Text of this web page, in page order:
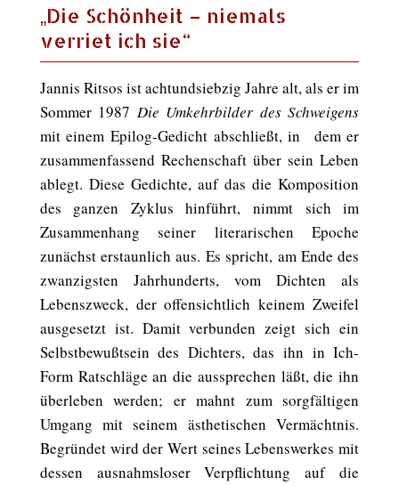
„Die Schönheit – niemals
verriet ich sie“
Jannis Ritsos ist achtundsiebzig Jahre alt, als er im
Sommer 1987 Die Umkehrbilder des Schweigens
mit einem Epilog-Gedicht abschließt, in dem er
zusammenfassend Rechenschaft über sein Leben
ablegt. Diese Gedichte, auf das die Komposition
des ganzen Zyklus hinführt, nimmt sich im
Zusammenhang seiner literarischen Epoche
zunächst erstaunlich aus. Es spricht, am Ende des
zwanzigsten Jahrhunderts, vom Dichten als
Lebenszweck, der offensichtlich keinem Zweifel
ausgesetzt ist. Damit verbunden zeigt sich ein
Selbstbewußtsein des Dichters, das ihn in Ich-
Form Ratschläge an die aussprechen läßt, die ihn
überleben werden; er mahnt zum sorgfältigen
Umgang mit seinem ästhetischen Vermächtnis.
Begründet wird der Wert seines Lebenswerkes mit
dessen ausnahmsloser Verpflichtung auf die